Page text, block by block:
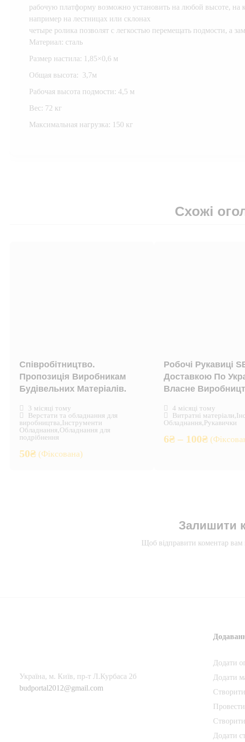
рабочую платформу возможно установить на любой высоте, на
например на лестницах или склонах
четыре ролика позволят с легкостью перемещать подмости, а
Материал: сталь
Размер настила: 1,85×0,6 м
Общая высота: 3,7м
Рабочая высота подмости: 4,5 м
Вес: 72 кг
Максимальная нагрузка: 150 кг
Схожі
Співробітництво.
Пропозиція Виробникам
Будівельних Матеріалів.
3 місяці тому
Верстати та обладнання для
виробництва,Інструменти
Обладнання,Обладнання для
подрібнення
50₴ (Фіксована)
Робочі Рукавиці
Доставкою По
Власне
4 місяці тому
Витратні матеріали,
Обладнання,Рукавички
6₴ – 100₴
Залишити
Щоб відправити коментар вам
Українa, м. Київ, пр-т Л.Курбаса 2б
budportal2012@gmail.com
Додати
Додати
Додати